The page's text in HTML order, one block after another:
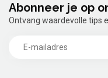
Abonneer je op
Ontvang waardevolle tips